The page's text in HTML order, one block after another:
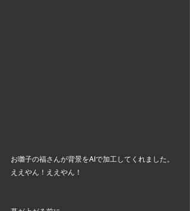
お囃子の福さんが背景をAIで加工してくれました。
ええやん！ええやん！